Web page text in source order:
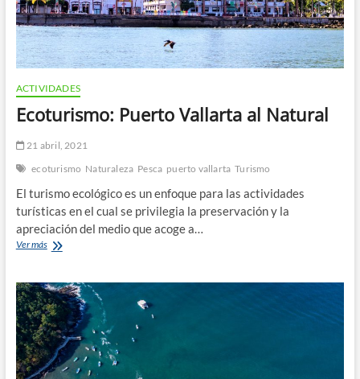
ACTIVIDADES
Ecoturismo: Puerto Vallarta al Natural
21 abril, 2021
ecoturismo Naturaleza Pesca puerto vallarta Turismo
El turismo ecológico es un enfoque para las actividades
turísticas en el cual se privilegia la preservación y la
apreciación del medio que acoge a…
Ver másEcoturismo:
al
Natural